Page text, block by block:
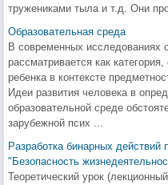
тружениками тыла и т.д. Они
Образовательная среда
В современных исследованиях
рассматривается как
ребенка в контексте
Идеи развития человека в
образовательной среде
зарубежной псих ...
Разработка бинарных
"Безопасность
Теоретический урок